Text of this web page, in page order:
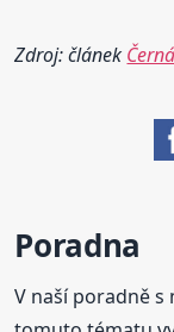
Zdroj: článek
Poradna
V naší poradně s